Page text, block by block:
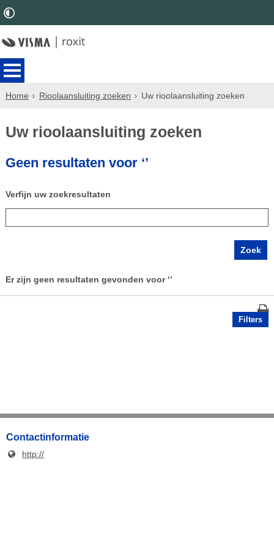
Home Rioolaansluiting zoeken Uw rioolaansluiting zoeken
Uw rioolaansluiting zoeken
Geen resultaten voor ‘’
Verfijn uw zoekresultaten
Er zijn geen resultaten gevonden voor ‘’
Filters
Contactinformatie
http://